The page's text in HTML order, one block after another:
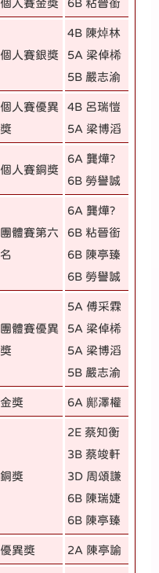
個人賽金獎 6B 粘晉銜
個人賽銀獎
4B 陳焯林
5A 梁倬桸
5B 嚴志渝
個人賽優異
獎
4B 呂瑞愷
5A 梁博滔
個人賽銅獎
6A 龔燁?
6B 勞譽誠
團體賽第六
名
6A 龔燁?
6B 粘晉銜
6B 陳亭臻
6B 勞譽誠
團體賽優異
獎
5A 傅采霖
5A 梁倬桸
5A 梁博滔
5B 嚴志渝
金獎 6A 鄺澤權
銅獎
2E 蔡知衡
3B 蔡竣軒
3D 周頌謙
6B 陳瑞婕
6B 陳亭臻
優異獎 2A 陳亭諭